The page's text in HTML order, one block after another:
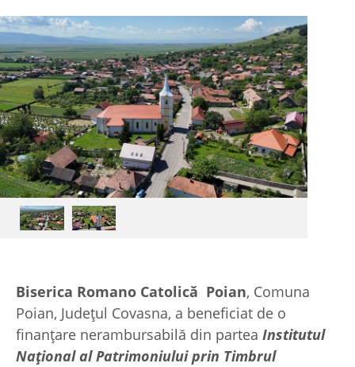
Biserica Romano Catolică Poian, Comuna
Poian, Județul Covasna, a beneficiat de o
finanțare nerambursabilă din partea Institutul
Național al Patrimoniului prin Timbrul